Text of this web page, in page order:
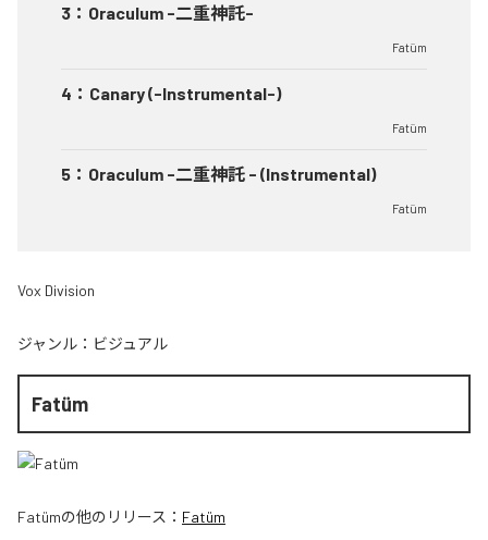
3 ： Oraculum -二重神託-
Fatüm
4 ： Canary (-Instrumental-)
Fatüm
5 ： Oraculum -二重神託 - (Instrumental)
Fatüm
Vox Division
ジャンル： ビジュアル
Fatüm
Fatümの他のリリース： Fatüm